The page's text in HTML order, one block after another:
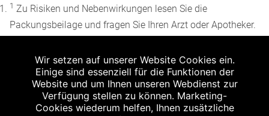
1 Zu Risiken und Nebenwirkungen lesen Sie die
Packungsbeilage und fragen Sie Ihren Arzt oder Apotheker.
Apothekenerstattungspreis (AEP). Der AEP ist keine
unverbindliche Preisempfehlung der Hersteller. Der AEP ist
ein von den Apotheken in Ansatz gebrachter Preis für
rezeptfreie Arzneimittel. Er entspricht in der Höhe dem für
Wir setzen auf unserer Website Cookies ein.
Einige sind essenziell für die Funktionen der
Website und um Ihnen unseren Webdienst zur
Verfügung stellen zu können. Marketing-
Cookies wiederum helfen, Ihnen zusätzliche